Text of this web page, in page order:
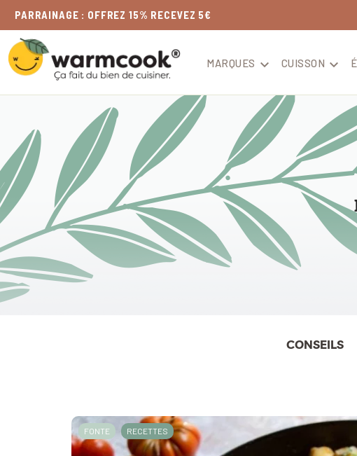
LIVRAISONOFFERTEDÈS 49€
MARQUES  CUISSON 
CONSEILS
FONTE RECETTES